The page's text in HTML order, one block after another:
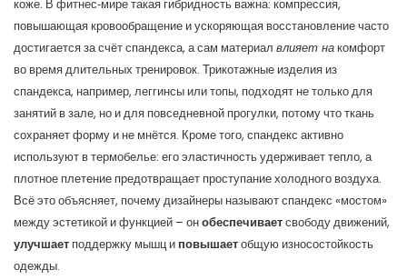
коже. В фитнес‑мире такая гибридность важна: компрессия,
повышающая кровообращение и ускоряющая восстановлениечасто
достигается за счёт спандекса, а сам материал влияет накомфорт
во время длительных тренировок. Трикотажные изделия из
спандекса, например, леггинсы или топы, подходят не только для
занятий в зале, но и для повседневной прогулки, потому что ткань
сохраняет форму и не мнётся. Кроме того, спандекс активно
используют в термобелье: его эластичность удерживает тепло, а
плотное плетение предотвращает проступание холодного воздуха.
Всё это объясняет, почему дизайнеры называют спандекс «мостом»
между эстетикой и функцией – онобеспечиваетсвободу движений,
улучшает поддержку мышц и повышаетобщую износостойкость
одежды.